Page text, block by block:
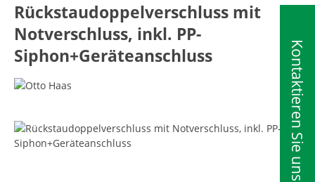
Kontaktieren Sie uns
Rückstaudoppelverschluss mit
Notverschluss, inkl. PP-
Siphon+Geräteanschluss
Bildergalerie überspringen